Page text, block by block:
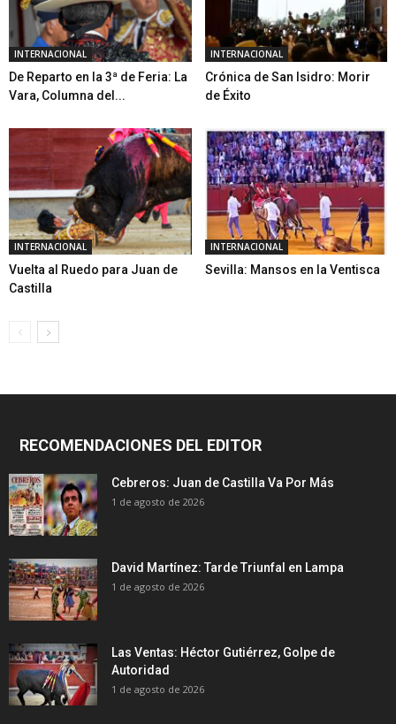
INTERNACIONAL
De Reparto en la 3ª de Feria: La
Vara, Columna del...
INTERNACIONAL
Crónica de San Isidro: Morir
de Éxito
INTERNACIONAL
Vuelta al Ruedo para Juan de
Castilla
INTERNACIONAL
Sevilla: Mansos en la Ventisca
RECOMENDACIONES DEL EDITOR
Cebreros: Juan de Castilla Va Por Más
1 de agosto de 2026
David Martínez: Tarde Triunfal en Lampa
1 de agosto de 2026
Las Ventas: Héctor Gutiérrez, Golpe de
Autoridad
1 de agosto de 2026